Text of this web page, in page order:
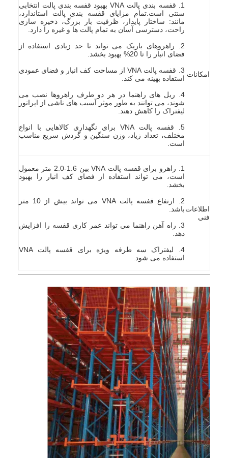
امکانات
1. قفسه بندی پالت VNA بهبود قفسه بندی پالت انتخابی
سنتی است.تمام مزایای قفسه بندی پالت استاندارد،
مانند: ساختار پایدار، ظرفیت بار بزرگ، ذخیره سازی
راحت، دسترسی آسان به تمام پالت ها و غیره را دارد.
2. راهروهای باریک می تواند تا حد زیادی استفاده از
فضای انبار را تا 20% بهبود بخشد.
3. قفسه پالت VNA از مساحت کف انبار و فضای عمودی
استفاده بهینه می کند.
4. ریل های راهنما در هر دو طرف راهروها نصب می
شوند، می توانند به طور موثر آسیب های ناشی از اپراتور
لیفتراک را کاهش دهند.
5. قفسه پالت VNA برای نگهداری کالاهایی با انواع
مختلف، تعداد زیاد، وزن سنگین و گردش سریع مناسب
است.
اطلاعات
فنی
1. راهرو برای قفسه پالت VNA بین 1.6-2.0 متر معمول
است، می تواند استفاده از فضای کف انبار را بهبود
بخشد.
2. ارتفاع قفسه پالت VNA می تواند بیش از 10 متر
باشد.
3. راه آهن راهنما می تواند عمر کاری قفسه را افزایش
دهد.
4. لیفتراک سه طرفه ویژه برای قفسه پالت VNA
استفاده می شود.